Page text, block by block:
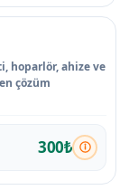
hoparlör, ahize ve
çözüm
300₺